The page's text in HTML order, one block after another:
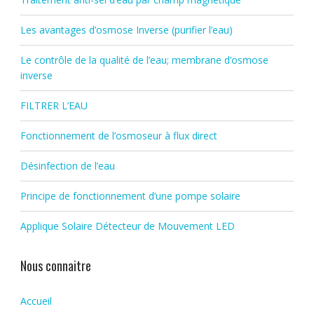
Les avantages d’osmose Inverse (purifier l’eau)
Le contrôle de la qualité de l’eau; membrane d’osmose
inverse
FILTRER L’EAU
Fonctionnement de l’osmoseur à flux direct
Désinfection de l’eau
Principe de fonctionnement d’une pompe solaire
Applique Solaire Détecteur de Mouvement LED
Nous connaitre
Accueil